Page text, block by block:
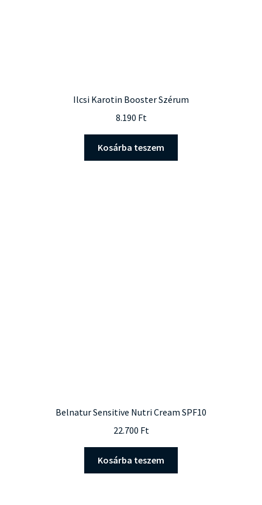
Ilcsi Karotin Booster Szérum
8.190 Ft
Kosárba teszem
Belnatur Sensitive Nutri Cream SPF10
22.700 Ft
Kosárba teszem